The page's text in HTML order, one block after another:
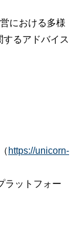
における多様
るアドバイス
https://unicorn-
ラットフォー